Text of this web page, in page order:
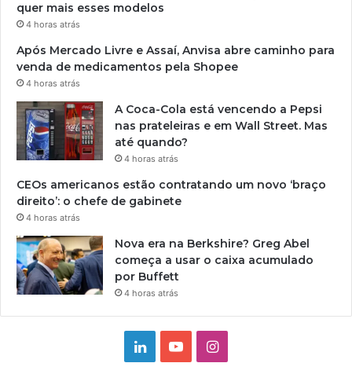
quer mais esses modelos
4 horas atrás
Após Mercado Livre e Assaí, Anvisa abre caminho para
venda de medicamentos pela Shopee
4 horas atrás
A Coca-Cola está vencendo a Pepsi
nas prateleiras e em Wall Street. Mas
até quando?
4 horas atrás
CEOs americanos estão contratando um novo ‘braço
direito’: o chefe de gabinete
4 horas atrás
Nova era na Berkshire? Greg Abel
começa a usar o caixa acumulado
por Buffett
4 horas atrás
LinkedinYouTubeInstagram